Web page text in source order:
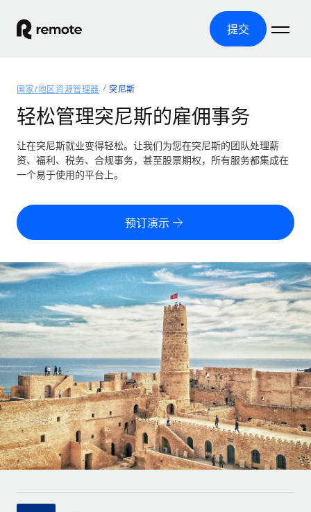
提交
产品
全球招聘
全球薪资管理
轻松运行合规薪资
零实体成本实现全球扩张
全球合规聘用合同工
合同工管理
全球合同工入职与管理
外包复杂雇佣任务
基础设施
Remote Embedded
将人力资源无缝融入工作流程
团队的内置核心人力资源功能
覆盖全球
美国各州浏览器
Remote 无惧对比
了解我们的竞争优势
初创企业
为成长型企业量身打造的全球敏捷型人力资源与薪资解决方案
中型市场
通过定制化人力资源解决方案扩展团队
企业
资源
工具与计算器
误分类风险计算工具
员工成本计算器
计算任何国家的员工总成本
合同工薪酬结算计算器
探索全球合同工的结算货币选项与结算速度
通过 REMOTE 学习
研究与指引
案例研究
人力资源术语表
核对表和模板
定价
中文（简体）
English
Nederlands
Français
Deutsch
Español
Italiano
Português (Portugal)
登录
国家/地区资源管理器 突尼斯
轻松管理突尼斯的雇佣事务
让在突尼斯就业变得轻松。让我们为您在突尼斯的团队处理薪
资、福利、税务、合规事务，甚至股票期权，所有服务都集成在
一个易于使用的平台上。
预订演示